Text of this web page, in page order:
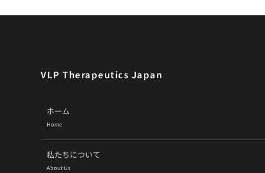
VLP Therapeutics Japan
ホーム
Home
私たちについて
About Us